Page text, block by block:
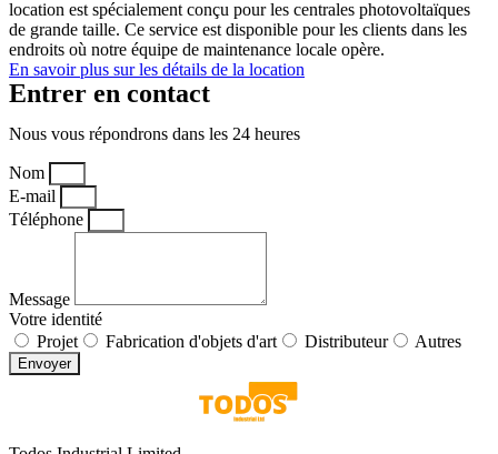
location est spécialement conçu pour les centrales photovoltaïques
de grande taille. Ce service est disponible pour les clients dans les
endroits où notre équipe de maintenance locale opère.
En savoir plus sur les détails de la location
Entrer en contact
Nous vous répondrons dans les 24 heures
Nom
E-mail
Téléphone
Message
Votre identité
Projet
Fabrication d'objets d'art Distributeur Autres
Envoyer